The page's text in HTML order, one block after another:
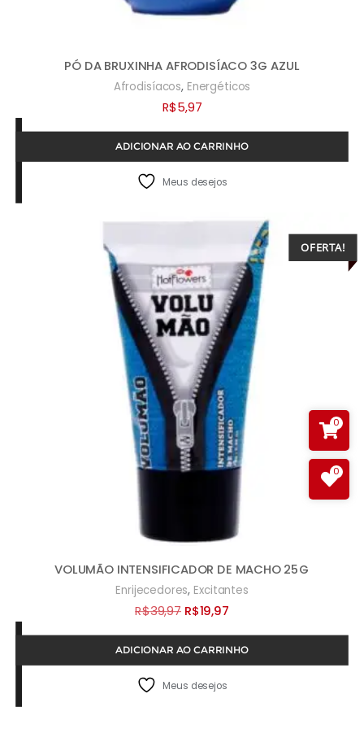
PÓ DA BRUXINHA AFRODISÍACO 3G AZUL
Afrodisíacos, Energéticos
R$5,97
ADICIONAR AO CARRINHO
Meus desejos
OFERTA!
VOLUMÃO INTENSIFICADOR DE MACHO 25G
Enrijecedores, Excitantes
R$39,97 O
preço
original
R$39,97.
R$19,97O
preço
atual
ADICIONAR AO CARRINHO
Meus desejos
0
0